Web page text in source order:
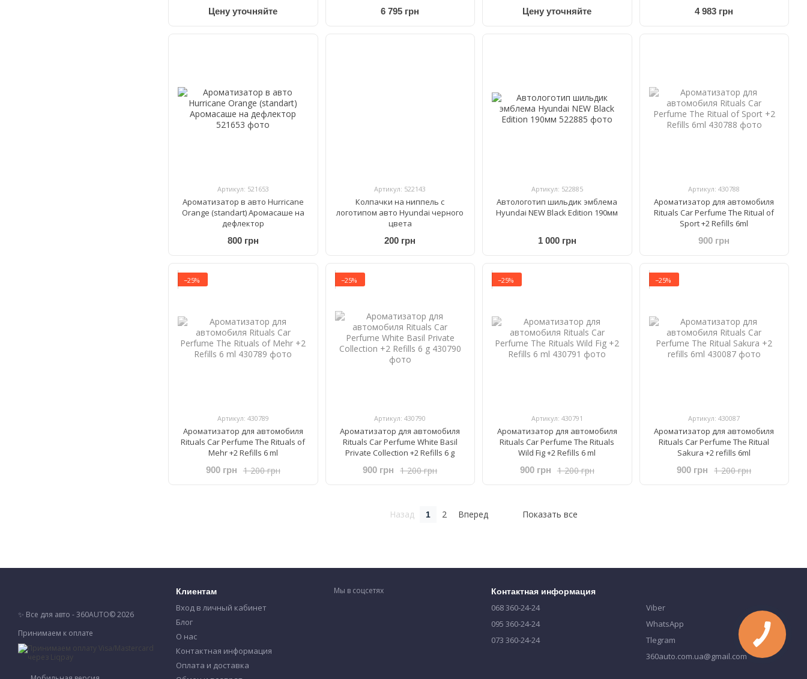
Цену уточняйте 6 795 грн Цену уточняйте 4 983 грн
Артикул: 521653
Ароматизатор в авто Hurricane
Orange (standart) Аромасаше на
дефлектор
800 грн
Артикул: 522143
Колпачки на ниппель с
логотипом авто Hyundai черного
цвета
200 грн
Артикул: 522885
Автологотип шильдик эмблема
Hyundai NEW Black Edition 190мм
1 000 грн
Артикул: 430788
Ароматизатор для автомобиля
Rituals Car Perfume The Ritual of
Sport +2 Refills 6ml
900 грн
−25%
Артикул: 430789
Ароматизатор для автомобиля
Rituals ​Car Perfume The Rituals of
Mehr +2 Refills 6 ml
1 200 грн
900 грн
−25%
Артикул: 430790
Ароматизатор для автомобиля
Rituals ​Car Perfume ​White Basil
Private Collection +2 Refills 6 g
1 200 грн
900 грн
−25%
Артикул: 430791
Ароматизатор для автомобиля
Rituals ​Car Perfume The Rituals
Wild Fig +2 Refills 6 ml
1 200 грн
900 грн
−25%
Артикул: 430087
Ароматизатор для автомобиля
Rituals ​Car Perfume The Ritual
Sakura +2 refills 6ml
1 200 грн
900 грн
Назад 1 2 Вперед Показать все
✨ Все для авто - 360AUTO© 2026
Принимаем к оплате
Клиентам
Вход в личный кабинет
Блог
О нас
Контактная информация
Оплата и доставка
Мы в соцсетях Контактная информация
068 360-24-24
095 360-24-24
073 360-24-24
Viber
WhatsApp
Tlegram
360auto.com.ua@gmail.com